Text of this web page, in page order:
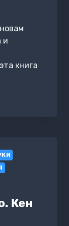
и
книга
Кен